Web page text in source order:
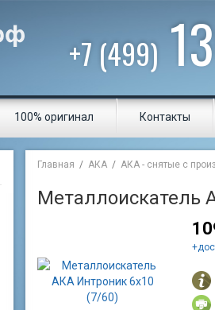
+7 (499)
100% оригинал Контакты
Главная / АКА/ АКА - снятые с
Металлоискатель
+